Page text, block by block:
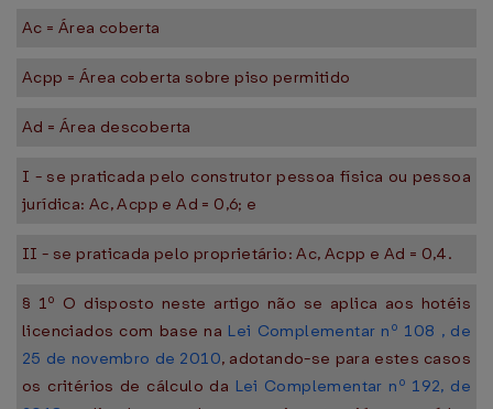
Ac = Área coberta
Acpp = Área coberta sobre piso permitido
Ad = Área descoberta
I - se praticada pelo construtor pessoa física ou pessoa
jurídica: Ac, Acpp e Ad = 0,6; e
II - se praticada pelo proprietário: Ac, Acpp e Ad = 0,4.
§ 1º O disposto neste artigo não se aplica aos hotéis
licenciados com base na Lei Complementar nº 108 , de
25 de novembro de 2010, adotando-se para estes casos
os critérios de cálculo da Lei Complementar nº 192, de